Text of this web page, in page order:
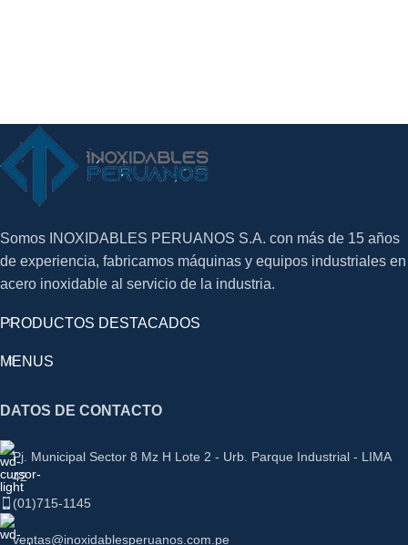
Somos INOXIDABLES PERUANOS S.A. con más de 15 años
de experiencia, fabricamos máquinas y equipos industriales en
acero inoxidable al servicio de la industria.
PRODUCTOS DESTACADOS
MENUS
DATOS DE CONTACTO
Pj. Municipal Sector 8 Mz H Lote 2 - Urb. Parque Industrial - LIMA
42
(01)715-1145
ventas@inoxidablesperuanos.com.pe